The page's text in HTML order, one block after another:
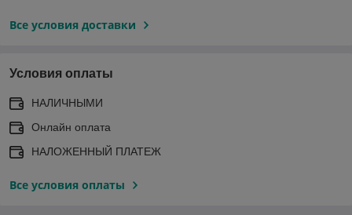
Все условия доставки
Условия оплаты
НАЛИЧНЫМИ
Онлайн оплата
НАЛОЖЕННЫЙ ПЛАТЕЖ
Все условия оплаты